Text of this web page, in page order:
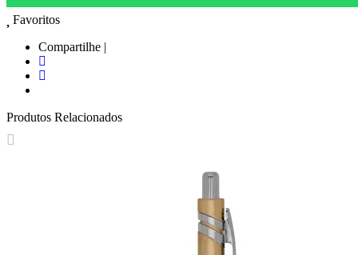
Favoritos
Compartilhe |
Produtos Relacionados